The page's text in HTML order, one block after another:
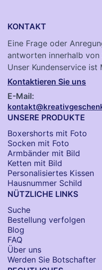
KONTAKT
Eine Frage oder
antworten innerhalb von
Unser Kundenservice ist
Kontaktieren Sie uns
E-Mail:
UNSERE PRODUKTE
Boxershorts mit Foto
Socken​ mit Foto
Armbänder mit Bild​
Ketten mit Bild
Personalisiertes Kissen
Hausnummer Schild
NÜTZLICHE LINKS
Suche
Bestellung verfolgen
Blog
FAQ
Über uns
Werden Sie Botschafter